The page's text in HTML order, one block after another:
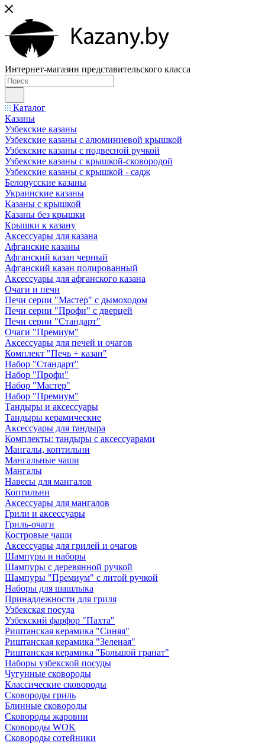
Интернет-магазин представительского класса
Каталог
Казаны
Узбекские казаны
Узбекские казаны с алюминиевой крышкой
Узбекские казаны с подвесной ручкой
Узбекские казаны с крышкой-сковородой
Узбекские казаны с крышкой - садж
Белорусские казаны
Украинские казаны
Казаны с крышкой
Казаны без крышки
Крышки к казану
Аксессуары для казана
Афганские казаны
Афганский казан черный
Афганский казан полированный
Аксессуары для афганского казана
Очаги и печи
Печи серии "Мастер" с дымоходом
Печи серии "Профи" с дверцей
Печи серии "Стандарт"
Очаги "Премиум"
Аксессуары для печей и очагов
Комплект "Печь + казан"
Набор "Стандарт"
Набор "Профи"
Набор "Мастер"
Набор "Премиум"
Тандыры и аксессуары
Тандыры керамические
Аксессуары для тандыра
Комплекты: тандыры с аксессуарами
Мангалы, коптильни
Мангальные чаши
Мангалы
Навесы для мангалов
Коптильни
Аксессуары для мангалов
Грили и аксессуары
Гриль-очаги
Костровые чаши
Аксессуары для грилей и очагов
Шампуры и наборы
Шампуры с деревянной ручкой
Шампуры "Премиум" с литой ручкой
Наборы для шашлыка
Принадлежности для гриля
Узбекская посуда
Узбекский фарфор "Пахта"
Риштанская керамика "Синяя"
Риштанская керамика "Зеленая"
Риштанская керамика "Большой гранат"
Наборы узбекской посуды
Чугунные сковороды
Классические сковороды
Сковороды гриль
Блинные сковороды
Сковороды жаровни
Сковороды WOK
Сковороды сотейники